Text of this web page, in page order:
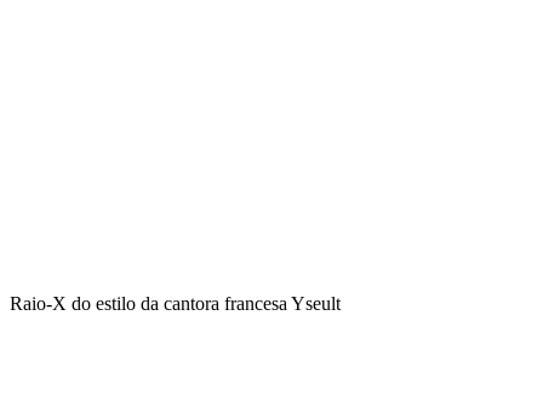
Raio-X do estilo da cantora francesa Yseult